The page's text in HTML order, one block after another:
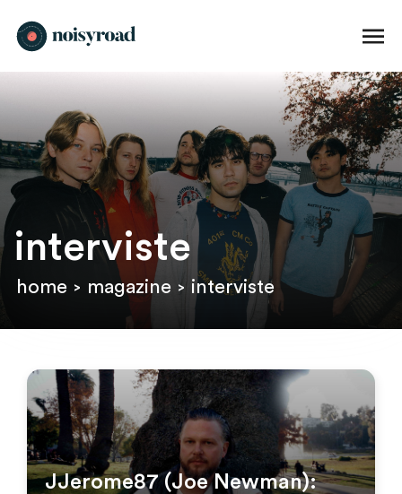
interviste
home > magazine > interviste
JJerome87 (Joe Newman):